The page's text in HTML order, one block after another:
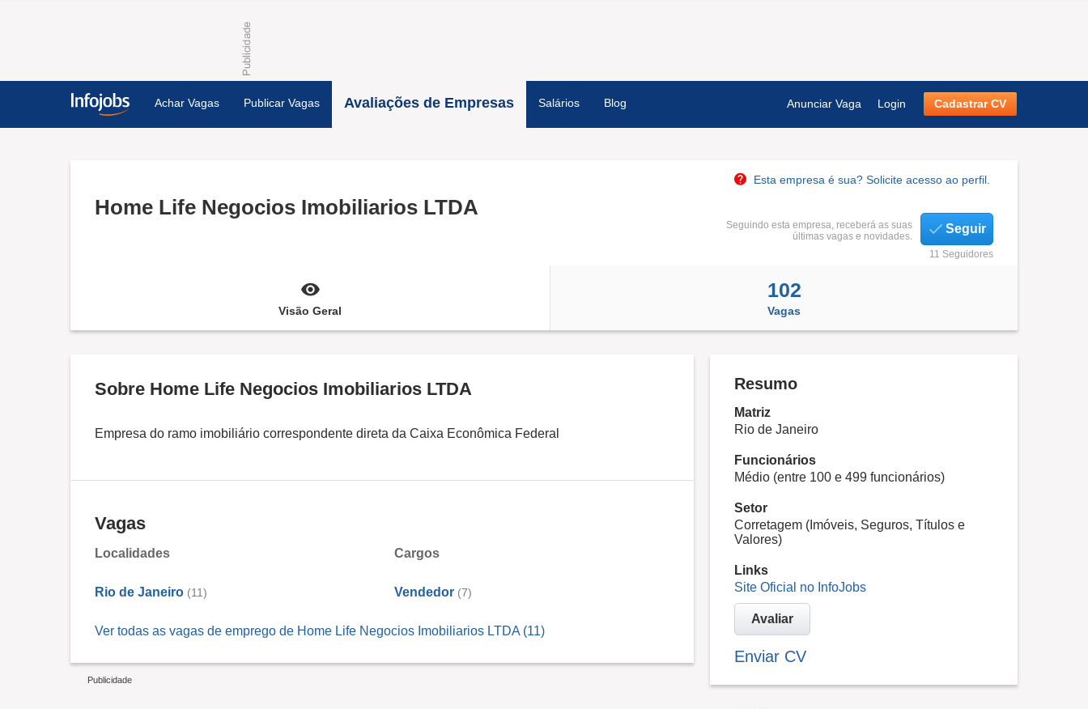
Achar Vagas Publicar Vagas Avaliações de Empresas Salários Blog Anunciar Vaga Login Cadastrar CV
Esta empresa é sua? Solicite acesso ao perfil.
Home Life Negocios Imobiliarios LTDA
Seguindo esta empresa, receberá as suas
últimas vagas e novidades.
Seguir
11 Seguidores
Visão Geral
102
Vagas
Sobre Home Life Negocios Imobiliarios LTDA
Empresa do ramo imobiliário correspondente direta da Caixa Econômica Federal
Vagas
Localidades
Rio de Janeiro (11)
Cargos
Vendedor (7)
Ver todas as vagas de emprego de Home Life Negocios Imobiliarios LTDA (11)
Resumo
Matriz
Rio de Janeiro
Funcionários
Médio (entre 100 e 499 funcionários)
Setor
Corretagem (Imóveis, Seguros, Títulos e
Valores)
Links
Site Oficial no InfoJobs
Avaliar
Enviar CV